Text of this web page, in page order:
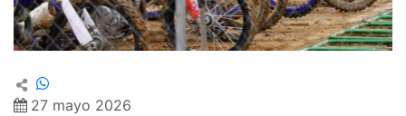
27 mayo 2026